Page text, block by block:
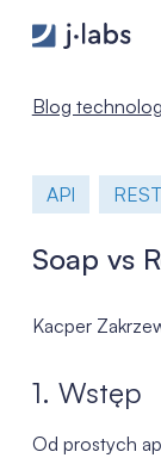
Soap vs Rest -
Blog
API REST
Soap vs
Kacper
1. Wstęp
Od prostych